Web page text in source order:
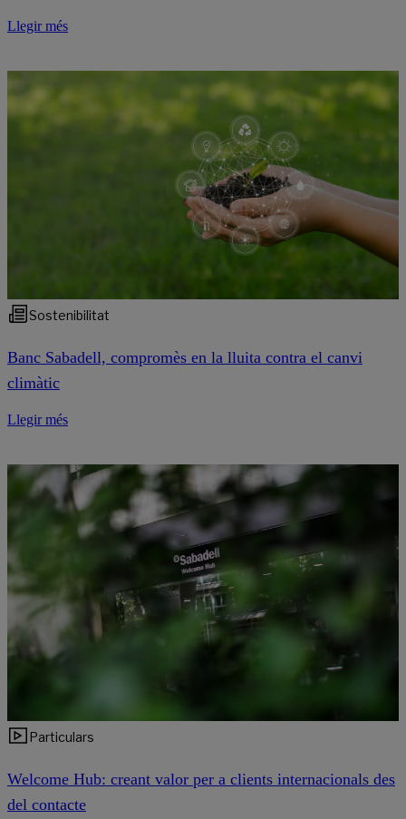
Llegir més
Sostenibilitat
Banc Sabadell, compromès en la lluita contra el canvi
climàtic
Llegir més
Particulars
Welcome Hub: creant valor per a clients internacionals des
del contacte